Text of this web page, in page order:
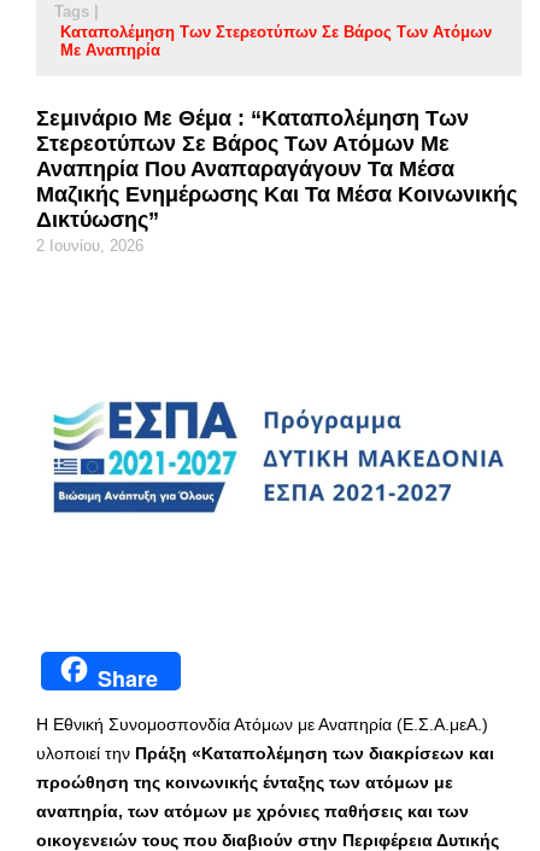
Tags |
Καταπολέμηση Των Στερεοτύπων Σε Βάρος Των Ατόμων
Με Αναπηρία
Σεμινάριο Με Θέμα : “Καταπολέμηση Των
Στερεοτύπων Σε Βάρος Των Ατόμων Με
Αναπηρία Που Αναπαραγάγουν Τα Μέσα
Μαζικής Ενημέρωσης Και Τα Μέσα Κοινωνικής
Δικτύωσης”
2 Ιουνίου, 2026
Share
Η Εθνική Συνομοσπονδία Ατόμων με Αναπηρία (Ε.Σ.Α.μεΑ.)
υλοποιεί την Πράξη «Καταπολέμηση των διακρίσεων και
προώθηση της κοινωνικής ένταξης των ατόμων με
αναπηρία, των ατόμων με χρόνιες παθήσεις και των
οικογενειών τους που διαβιούν στην Περιφέρεια Δυτικής